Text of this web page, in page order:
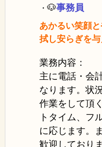
・ 🐶事務員
あかるい笑顔
拭し安らぎを
業務内容：
主に電話・会
なります。状
作業をして頂
トタイム、フ
に応じます。
歓迎しておりま